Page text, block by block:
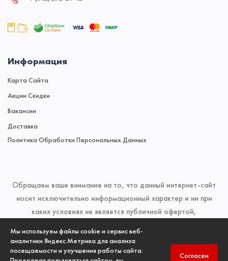
Мы используем файлы cookie и сервис веб-
аналитики Яндекс.Метрика для анализа
посещаемости и улучшения работы сайта.
Согласен
Информация
Карта Сайта
Акции Скидки
Вакансии
Доставка
Политика Обработки Персональных Данных
Обращаем ваше внимание на то, что данный интернет-сайт
носит исключительно информационный характер и ни при
каких условиях не является публичной офертой,
кодекса Российской Федерации. Для получения подробной
информации о наличии и стоимости указанных товаров и